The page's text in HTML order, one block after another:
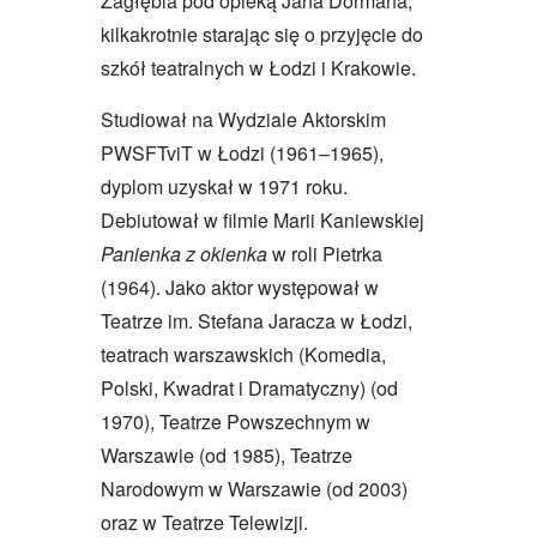
kilkakrotnie starając się o przyjęcie do
szkół teatralnych w Łodzi i Krakowie.
Studiował na Wydziale Aktorskim
PWSFTviT w Łodzi (1961–1965),
dyplom uzyskał w 1971 roku.
Debiutował w filmie Marii Kaniewskiej
Panienka z okienkaw roli Pietrka
(1964). Jako aktor występował w
Teatrze im. Stefana Jaracza w Łodzi,
teatrach warszawskich (Komedia,
Polski, Kwadrat i Dramatyczny) (od
1970), Teatrze Powszechnym w
Warszawie (od 1985), Teatrze
Narodowym w Warszawie (od 2003)
oraz w Teatrze Telewizji.